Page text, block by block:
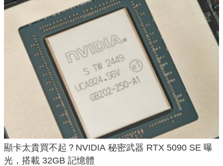
顯卡太貴買不起？NVIDIA 秘密武器 RTX 5090 SE 曝
光，搭載 32GB 記憶體